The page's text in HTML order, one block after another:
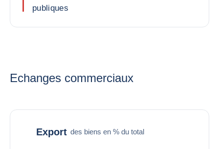
publiques
Echanges commerciaux
Export des biens en % du total